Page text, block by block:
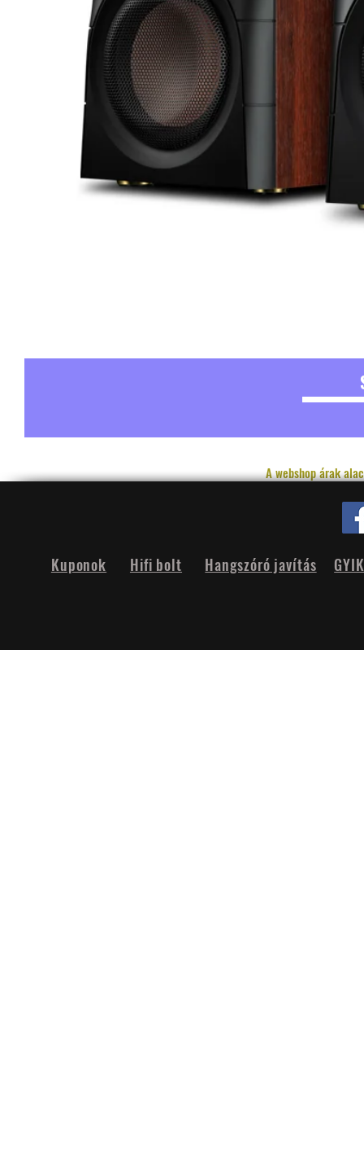
A webshop árak
Hifi bolt
Kuponok Hangszóró javítás GYIK